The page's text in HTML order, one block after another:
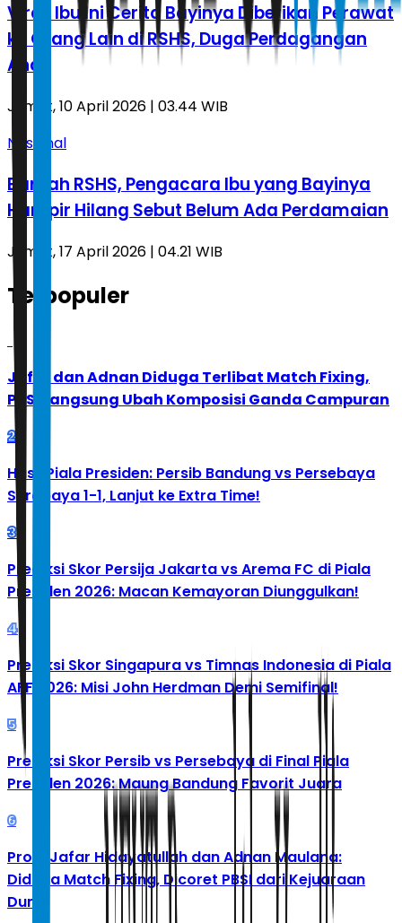
Viral, Ibu Ini Cerita Bayinya Diberikan Perawat
ke Orang Lain di RSHS, Duga Perdagangan
Anak
Jumat, 10 April 2026 | 03.44 WIB
Nasional
Bantah RSHS, Pengacara Ibu yang Bayinya
Hampir Hilang Sebut Belum Ada Perdamaian
Jumat, 17 April 2026 | 04.21 WIB
Terpopuler
Jafar dan Adnan Diduga Terlibat Match Fixing,
PBSI Langsung Ubah Komposisi Ganda Campuran
2
Hasil Piala Presiden: Persib Bandung vs Persebaya
Surabaya 1-1, Lanjut ke Extra Time!
3
Prediksi Skor Persija Jakarta vs Arema FC di Piala
Presiden 2026: Macan Kemayoran Diunggulkan!
4
Prediksi Skor Singapura vs Timnas Indonesia di Piala
AFF 2026: Misi John Herdman Demi Semifinal!
5
Prediksi Skor Persib vs Persebaya di Final Piala
Presiden 2026: Maung Bandung Favorit Juara
6
Profil Jafar Hidayatullah dan Adnan Maulana:
Diduga Match Fixing, Dicoret PBSI dari Kejuaraan
Dunia